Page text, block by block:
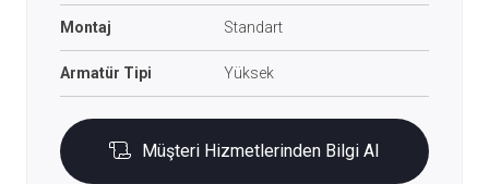
Montaj Standart
Armatür Tipi Yüksek
Müşteri Hizmetlerinden Bilgi Al